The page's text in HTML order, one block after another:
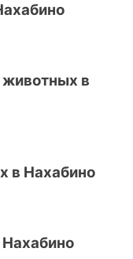
животных в
в Нахабино